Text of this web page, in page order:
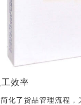
工效率
化了货品管理流程